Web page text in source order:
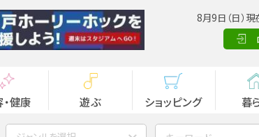
8月9日（日）
健康 遊ぶ ショッピング 暮